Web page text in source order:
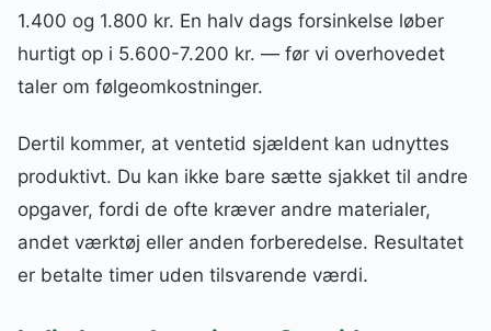
1.400 og 1.800 kr. En halv dags forsinkelse løber
hurtigt op i 5.600-7.200 kr. — før vi overhovedet
taler om følgeomkostninger.
Dertil kommer, at ventetid sjældent kan udnyttes
produktivt. Du kan ikke bare sætte sjakket til andre
opgaver, fordi de ofte kræver andre materialer,
andet værktøj eller anden forberedelse. Resultatet
er betalte timer uden tilsvarende værdi.